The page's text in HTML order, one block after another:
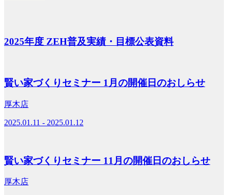
2025年度 ZEH普及実績・目標公表資料
賢い家づくりセミナー 1月の開催日のおしらせ
厚木店
2025.01.11 - 2025.01.12
賢い家づくりセミナー 11月の開催日のおしらせ
厚木店